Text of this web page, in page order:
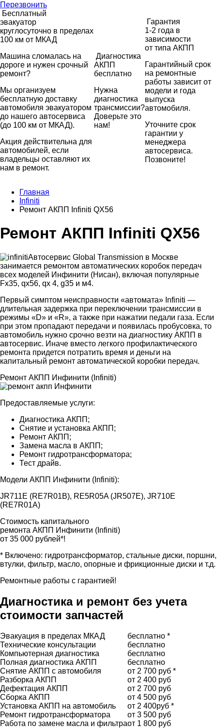
Перезвонить
Бесплатный
эвакуатор
круглосуточно в пределах
100 км от МКАД
Машина сломалась на
дороге и нужен срочный
ремонт?
Мы организуем
бесплатную доставку
автомобиля эвакуатором
до нашего автосервиса
(до 100 км от МКАД).
Акция действительна для
автомобилей, если
владельцы оставляют их
нам в ремонт.
Диагностика
АКПП
бесплатно
Нужна
диагностика
трансмиссии?
Доверьте это
нам!
Гарантия
1-2 года в
зависимости
от типа АКПП
Гарантийный срок
на ремонтные
работы зависит от
модели и года
выпуска
автомобиля.
Уточните срок
гарантии у
менеджера
автосервиса.
Позвоните!
Главная
Infiniti
Ремонт АКПП Infiniti QX56
Ремонт АКПП Infiniti QX56
Автосервис Global Transmission в Москве
занимается ремонтом автоматических коробок передач
всех моделей Инфинити (Нисан), включая популярные
Fx35, qx56, qx 4, g35 и м4.
Первый симптом неисправности «автомата» Infiniti —
длительная задержка при переключении трансмиссии в
режимы «D» и «R», а также при нажатии педали газа. Если
при этом пропадают передачи и появилась пробусовка, то
автомобиль нужно срочно везти на диагностику АКПП в
автосервис. Иначе вместо легкого профилактического
ремонта придется потратить время и деньги на
капитальный ремонт автоматической коробки передач.
Ремонт АКПП Инфинити (Infiniti)
Предоставляемые услуги:
Диагностика АКПП;
Снятие и установка АКПП;
Ремонт АКПП;
Замена масла в АКПП;
Ремонт гидротрансформатора;
Тест драйв.
Модели АКПП Инфинити (Infiniti):
JR711E (RE7R01B), RE5R05A (JR507E), JR710E
(RE7R01A)
Стоимость капитального
ремонта АКПП Инфинити (Infiniti)
от 35 000 рублей*!
* Включено: гидротрансформатор, стальные диски, поршни,
втулки, фильтр, масло, опорные и фрикционные диски и т.д.
Ремонтные работы с гарантией!
Диагностика и ремонт без учета
стоимости запчастей
Эвакуация в пределах МКАД
бесплатно *
Технические консультации
бесплатно
Компьютерная диагностика
бесплатно
Полная диагностика АКПП
бесплатно
Снятие АКПП с автомобиля
от 2 700 руб *
Разборка АКПП
от 2 400 руб
Дефектация АКПП
от 2 700 руб
Сборка АКПП
от 4 500 руб
Установка АКПП на автомобиль
от 2 400руб *
Ремонт гидротрансформатора
от 3 500 руб
Работа по замене масла и фильтраот 1 800 руб